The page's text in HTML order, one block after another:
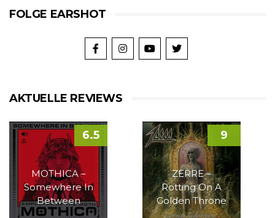
FOLGE EARSHOT
AKTUELLE REVIEWS
MOTHICA –
Somewhere In
Between
6.5
ZERRE –
Rotting On A
Golden Throne
9